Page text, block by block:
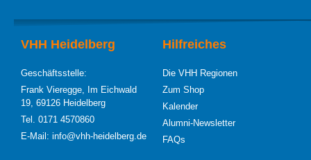
VHH Heidelberg
Geschäftsstelle:
Frank Vieregge, Im Eichwald
19, 69126 Heidelberg
Tel. 0171 4570860
E-Mail: info@vhh-heidelberg.de
Hilfreiches
Die VHH Regionen
Zum Shop
Kalender
Alumni-Newsletter
FAQs